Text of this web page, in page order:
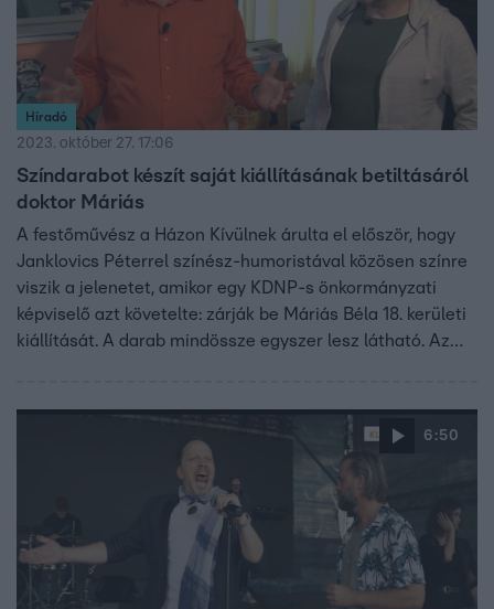
Híradó
2023. október 27. 17:06
Színdarabot készít saját kiállításának betiltásáról
doktor Máriás
A festőművész a Házon Kívülnek árulta el először, hogy
Janklovics Péterrel színész-humoristával közösen színre
viszik a jelenetet, amikor egy KDNP-s önkormányzati
képviselő azt követelte: zárják be Máriás Béla 18. kerületi
kiállítását. A darab mindössze egyszer lesz látható. Az
6:50